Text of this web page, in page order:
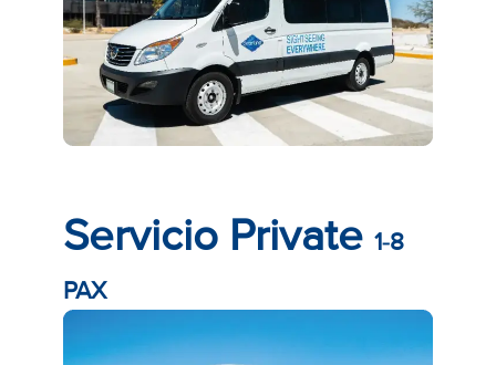
Servicio Private 1-8
PAX